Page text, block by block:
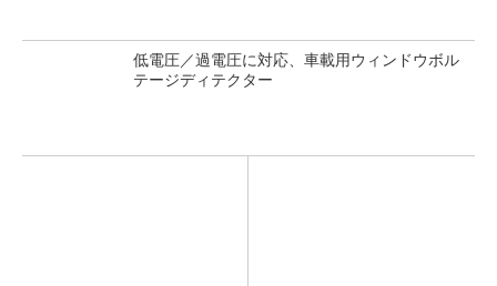
低電圧／過電圧に対応、車載用ウィンドウボル
テージディテクター